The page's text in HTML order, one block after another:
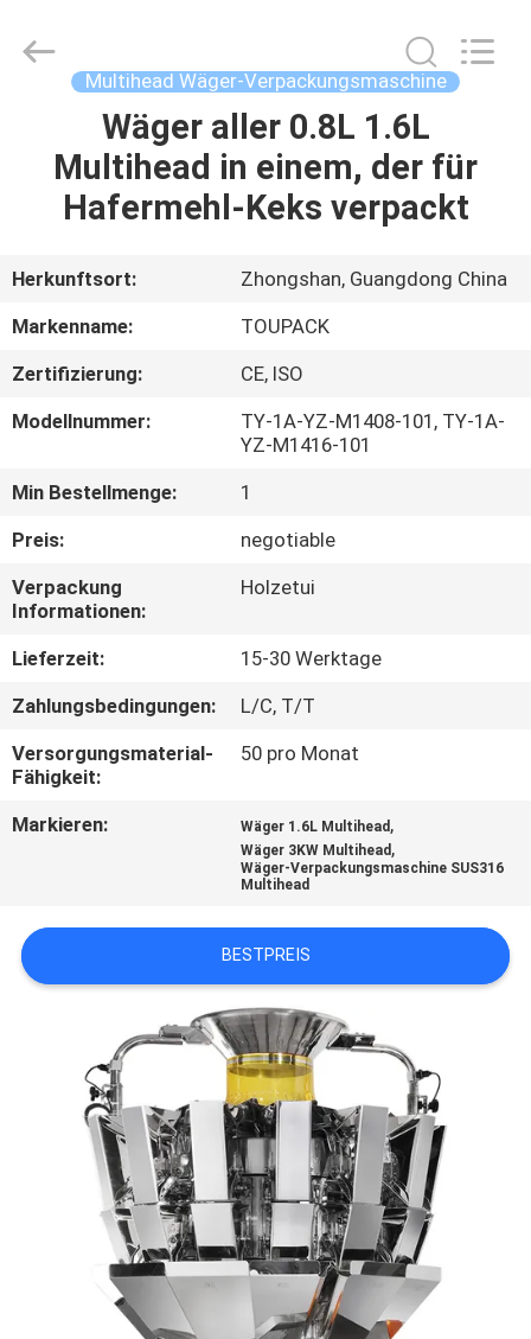
PRODUKTE
ÜBER
UNS
WERKSBESICHTIGUNG
KONTAKTIEREN
SIE
UNS
NACHRICHT
FÄLLE
ANGEBOT
DATENSCHUTZRICHTLINIE
LTD.
Multihead Wäger-Verpackungsmaschine
Wäger aller 0.8L 1.6L
Multihead in einem, der für
Hafermehl-Keks verpackt
Herkunftsort:
Zhongshan, Guangdong China
Markenname:
TOUPACK
Zertifizierung:
CE, ISO
Modellnummer:
TY-1A-YZ-M1408-101, TY-1A-
YZ-M1416-101
Min Bestellmenge:
1
Preis:
negotiable
Verpackung
Informationen:
Holzetui
Lieferzeit:
15-30 Werktage
Zahlungsbedingungen:
L/C, T/T
Versorgungsmaterial-
Fähigkeit:
50 pro Monat
Markieren: Wäger 1.6L Multihead ,
Wäger 3KW Multihead ,
Wäger-Verpackungsmaschine SUS316
Multihead
BESTPREIS